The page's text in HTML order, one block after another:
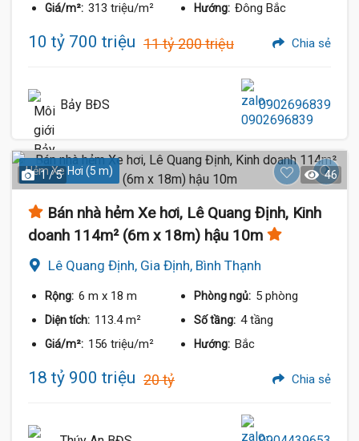
Giá/m²: 313 triệu/m² Hướng: Đông Bắc
10 tỷ 700 triệu 11 tỷ 200 triệu Chia sẻ
Bảy BĐS 0902696839
Hẻm Xe Hơi (5 m)
1 / 5 46
Bán nhà hẻm Xe hơi, Lê Quang Định, Kinh
doanh 114m² (6m x 18m) hậu 10m
Lê Quang Định, Gia Định, Bình Thạnh
Rộng: 6 m x 18 m Phòng ngủ: 5 phòng
Diện tích: 113.4 m² Số tầng: 4 tầng
Giá/m²: 156 triệu/m² Hướng: Bắc
18 tỷ 900 triệu 20 tỷ Chia sẻ